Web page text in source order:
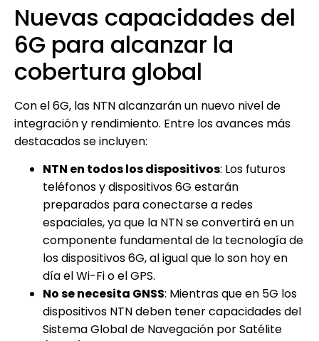
Nuevas capacidades del
6G para alcanzar la
cobertura global
Con el 6G, las NTN alcanzarán un nuevo nivel de
integración y rendimiento. Entre los avances más
destacados se incluyen:
NTN en todos los dispositivos: Los futuros
teléfonos y dispositivos 6G estarán
preparados para conectarse a redes
espaciales, ya que la NTN se convertirá en un
componente fundamental de la tecnología de
los dispositivos 6G, al igual que lo son hoy en
día el Wi-Fi o el GPS.
No se necesita GNSS: Mientras que en 5G los
dispositivos NTN deben tener capacidades del
Sistema Global de Navegación por Satélite